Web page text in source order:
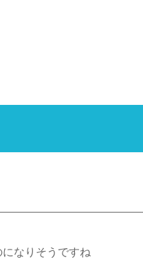
なりそうですね